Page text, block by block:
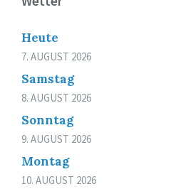
Heute
7. AUGUST 2026
Samstag
8. AUGUST 2026
Sonntag
9. AUGUST 2026
Montag
10. AUGUST 2026